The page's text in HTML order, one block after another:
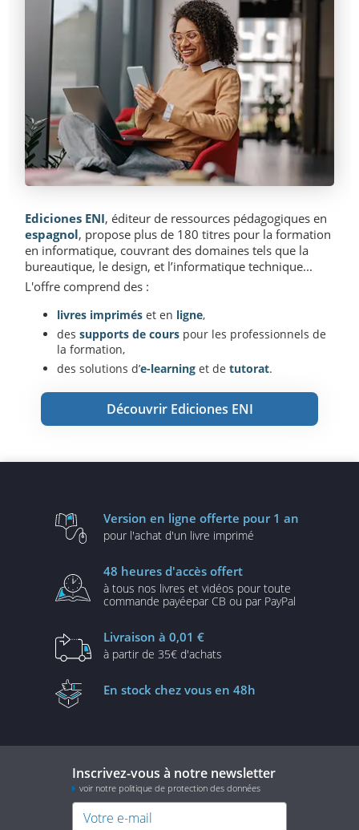
Ediciones ENI, éditeur de ressources pédagogiques en
espagnol, propose plus de 180 titres pour la formation
en informatique, couvrant des domaines tels que la
bureautique, le design, et l’informatique technique...
L'offre comprend des :
livres imprimés et en ligne,
dessupports de cours pour les professionnels de
la formation,
des solutions d’e-learning et detutorat.
Découvrir Ediciones ENI
Version en ligne offerte pour 1 an
pour l'achat d'un livre imprimé
48 heures d'accès offert
à tous nos livres et vidéos pour toute
commande payéepar CB ou par PayPal
Livraison à 0,01 €
à partir de 35€ d'achats
En stock chez vous en 48h
Inscrivez-vous à notre newsletter
voir notre politique de protection des données